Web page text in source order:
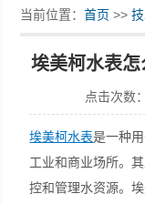
当前位置：首页 >>
埃美柯水表
点击次数
埃美柯水表是一种
工业和商业场所。
控和管理水资源。